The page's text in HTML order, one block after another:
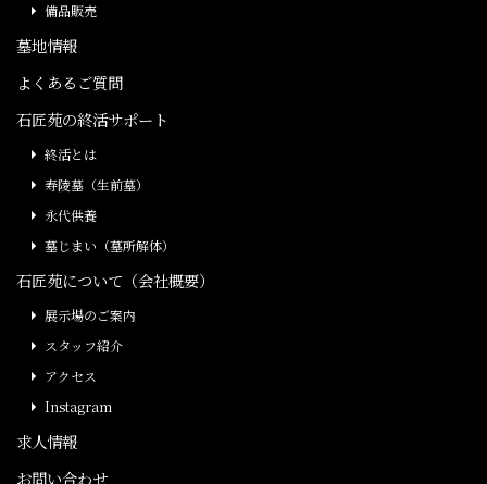
備品販売
墓地情報
よくあるご質問
石匠苑の終活サポート
終活とは
寿陵墓（生前墓）
永代供養
墓じまい（墓所解体）
石匠苑について（会社概要）
展示場のご案内
スタッフ紹介
アクセス
Instagram
求人情報
お問い合わせ